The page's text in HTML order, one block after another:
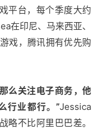
平台，每个季度大约
在印尼、马来西亚、
戏，腾讯拥有优先购
么关注电子商务，他
行业都行。”Jessica
略不比阿里巴巴差。